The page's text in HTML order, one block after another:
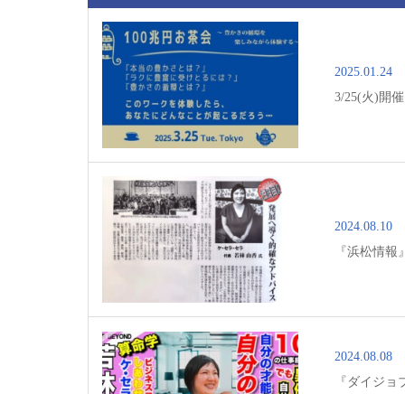
2025.01.24
3/25(火)開
2024.08.10
『浜松情
2024.08.08
『ダイジ